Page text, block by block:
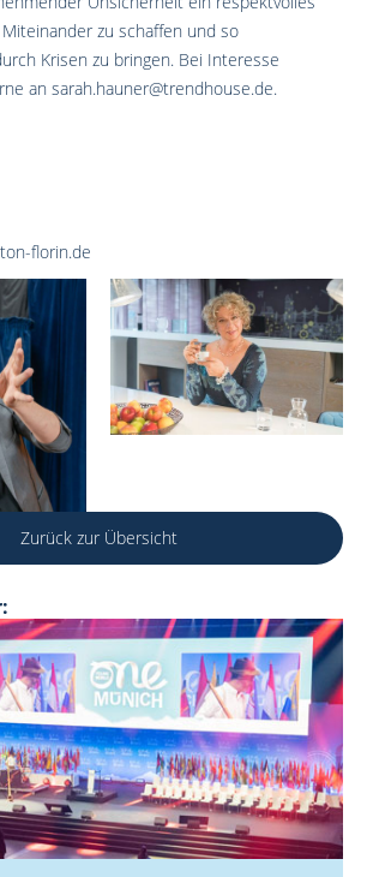
zu schaffen und so
Krisen zu bringen. Bei Interesse
an sarah.hauner@trendhouse.de.
florin.de
Zurück zur Übersicht